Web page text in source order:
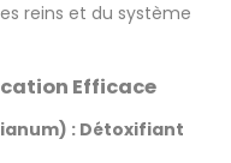
reins et du système
Efficace
: Détoxifiant